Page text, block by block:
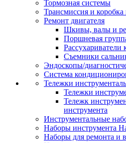
Тормозная системы
Трансмиссия и коробка
Ремонт двигателя
Шкивы, валы и
Поршневая
Рассухариватели
Съемники
Эндоскопы/
Система
Тележки
Тележки
Тележк
инструмента
Инструментальные
Наборы инструмента
Наборы для ремонта и